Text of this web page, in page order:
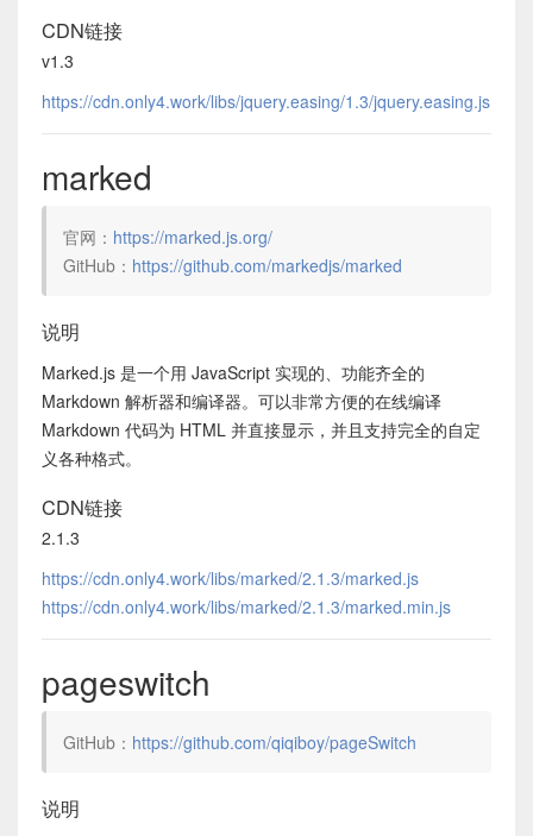
CDN链接
v1.3
https://cdn.only4.work/libs/jquery.easing/1.3/jquery.easing.js
marked
官网： https://marked.js.org/
GitHub： https://github.com/markedjs/marked
说明
Marked.js 是一个用 JavaScript 实现的、功能齐全的
Markdown 解析器和编译器。可以非常方便的在线编译
Markdown 代码为 HTML 并直接显示，并且支持完全的自定
义各种格式。
CDN链接
2.1.3
https://cdn.only4.work/libs/marked/2.1.3/marked.js
https://cdn.only4.work/libs/marked/2.1.3/marked.min.js
pageswitch
GitHub： https://github.com/qiqiboy/pageSwitch
说明